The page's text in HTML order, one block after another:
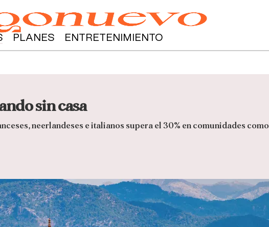
PLANES ENTRETENIMIENTO
sin casa
neerlandeses e italianos supera el 30% en comunidades como